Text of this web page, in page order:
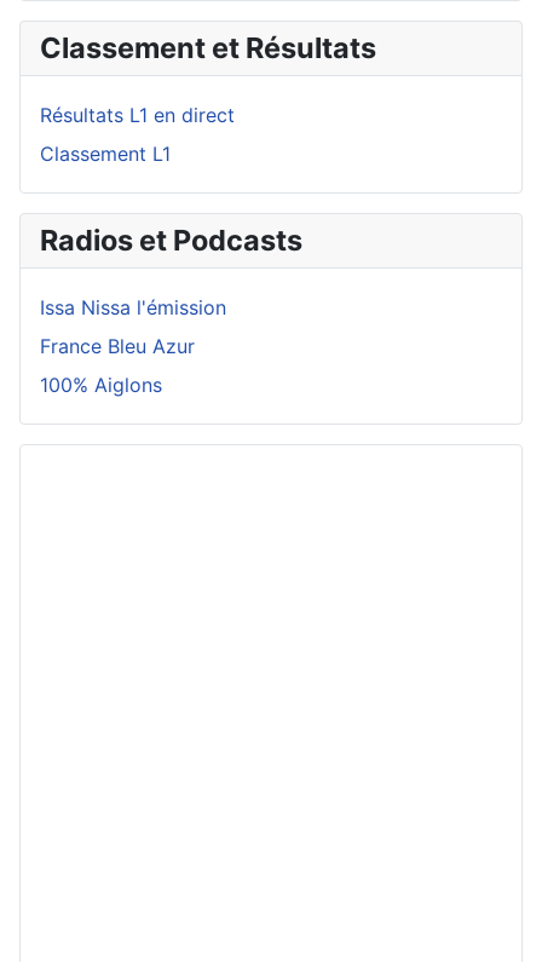
Classement et Résultats
Résultats L1 en direct
Classement L1
Radios et Podcasts
Issa Nissa l'émission
France Bleu Azur
100% Aiglons